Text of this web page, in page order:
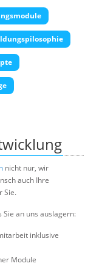
nicht nur, wir
auch Ihre
Sie.
Sie an uns auslagern:
inklusive
Module